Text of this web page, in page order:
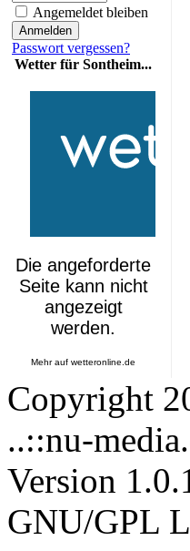
Angemeldet bleiben
Passwort vergessen?
Wetter für Sontheim...
Mehr aufwetteronline.de
Copyright
..::nu-
Version
GNU/GPL